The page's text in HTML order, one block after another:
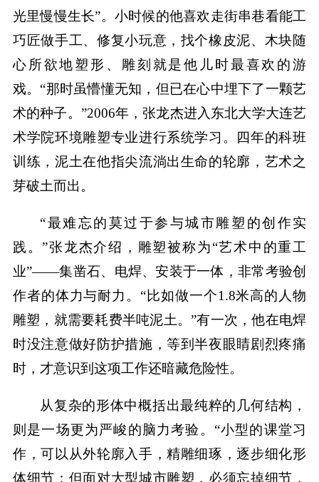
光里慢慢生长”。小时候的他喜欢走街串巷看能工
巧匠做手工、修复小玩意，找个橡皮泥、木块随
心所欲地塑形、雕刻就是他儿时最喜欢的游
戏。“那时虽懵懂无知，但已在心中埋下了一颗艺
术的种子。”2006年，张龙杰进入东北大学大连艺
术学院环境雕塑专业进行系统学习。四年的科班
训练，泥土在他指尖流淌出生命的轮廓，艺术之
芽破土而出。
“最难忘的莫过于参与城市雕塑的创作实
践。”张龙杰介绍，雕塑被称为“艺术中的重工
业”——集凿石、电焊、安装于一体，非常考验创
作者的体力与耐力。“比如做一个1.8米高的人物
雕塑，就需要耗费半吨泥土。”有一次，他在电焊
时没注意做好防护措施，等到半夜眼睛剧烈疼痛
时，才意识到这项工作还暗藏危险性。
从复杂的形体中概括出最纯粹的几何结构，
则是一场更为严峻的脑力考验。“小型的课堂习
作，可以从外轮廓入手，精雕细琢，逐步细化形
体细节；但面对大型城市雕塑，必须忘掉细节，